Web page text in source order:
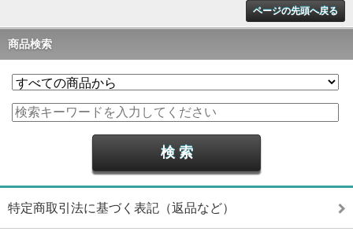
ページの先頭へ戻る
商品検索
特定商取引法に基づく表記（返品など）